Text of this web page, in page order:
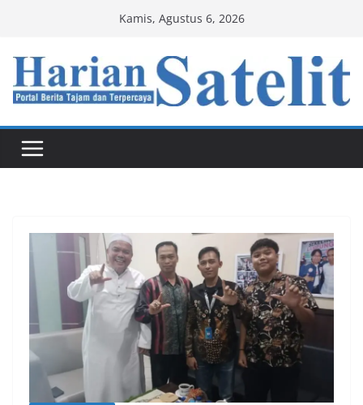
content
Kamis, Agustus 6, 2026